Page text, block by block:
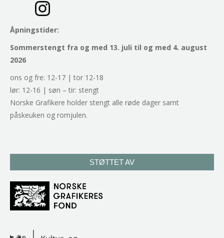
Åpningstider:
Sommerstengt fra og med 13. juli til og med 4. august
2026
ons og fre: 12-17 | tor 12-18
lør: 12-16 | søn – tir: stengt
Norske Grafikere holder stengt alle røde dager samt
påskeuken og romjulen.
STØTTET AV